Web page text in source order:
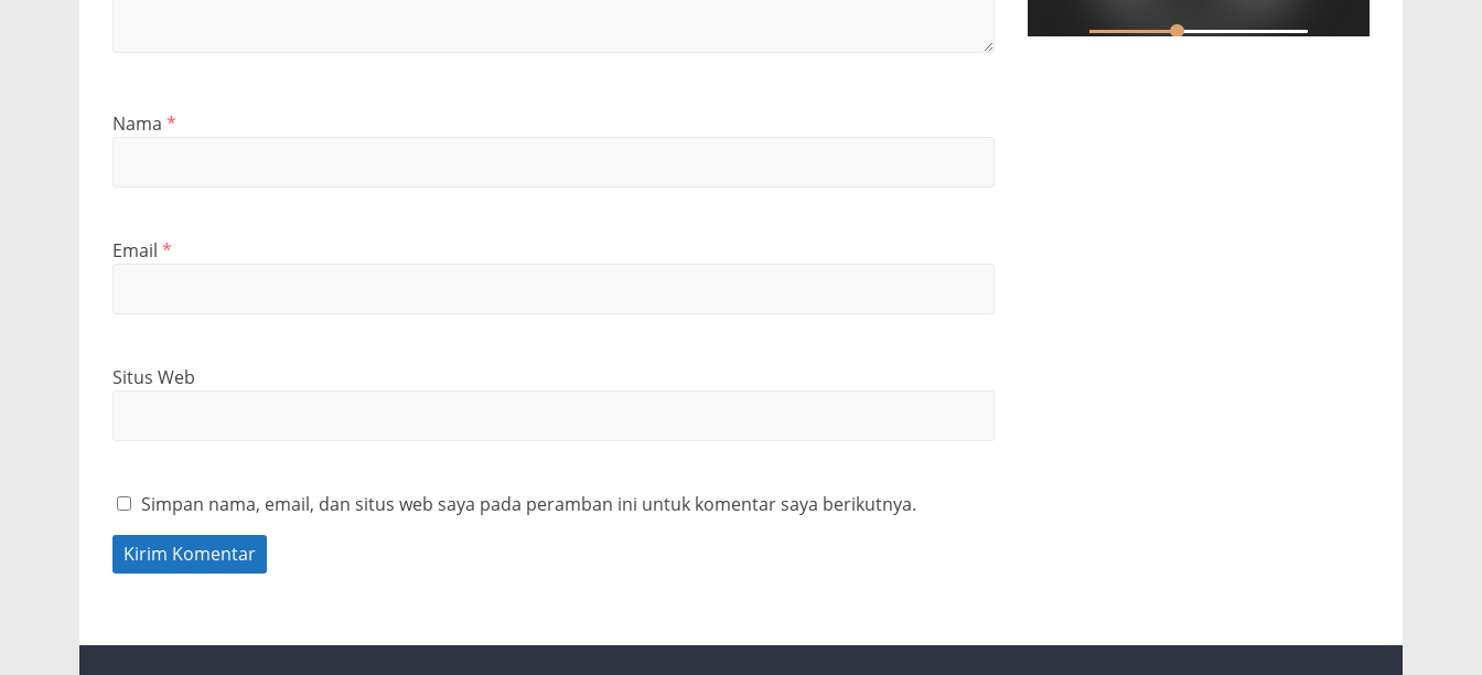
Nama *
Email *
Situs Web
Simpan nama, email, dan situs web saya pada peramban ini untuk komentar saya berikutnya.